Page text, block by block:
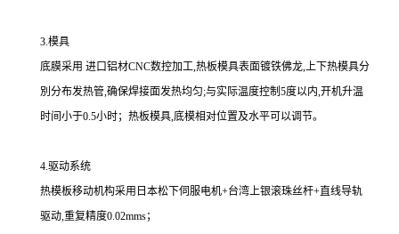
3.模具
底膜采用 进口铝材CNC数控加工,热板模具表面镀铁佛龙,上下热模具分
別分布发热管,确保焊接面发热均匀;与实际温度控制5度以内,开机升温
时间小于0.5小时；热板模具,底模相对位置及水平可以调节。
4.驱动系统
热模板移动机构采用日本松下伺服电机+台湾上银滚珠丝杆+直线导轨
驱动,重复精度0.02mms；